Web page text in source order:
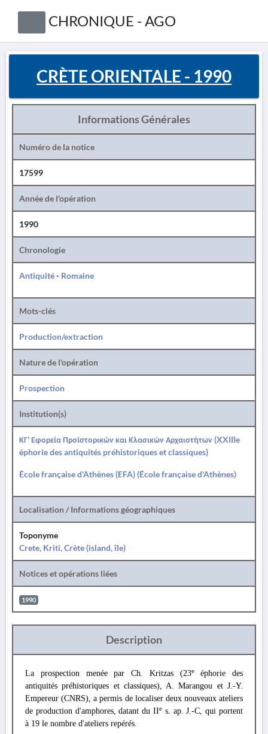
CHRONIQUE - AGO
CRÈTE ORIENTALE - 1990
Informations Générales
Numéro de la notice
17599
Année de l'opération
1990
Chronologie
Antiquité- Romaine
Mots-clés
Production/extraction
Nature de l'opération
Prospection
Institution(s)
ΚΓ' Εφορεία Προϊστορικών και Κλασικών Αρχαιοτήτων (XXIIIe
éphorie des antiquités préhistoriques et classiques)
École française d'Athènes (EFA) (École française d'Athènes)
Localisation / Informations géographiques
Toponyme
Crete, Kriti, Crète (island, île)
Notices et opérations liées
1990
Description
La prospection menée par Ch. Kritzas (23eéphorie des
antiquités préhistoriques et classiques), A. Marangou et J.-Y.
Empereur (CNRS), a permis de localiser deux nouveaux ateliers
de production d'amphores, datant du IIe s. ap. J.-C, qui portent
à 19 le nombre d'ateliers repérés.